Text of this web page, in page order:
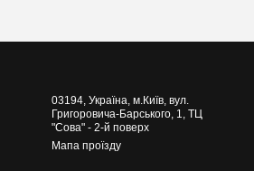
03194, Україна, м.Київ, вул.
Григоровича-Барського, 1, ТЦ
"Сова" - 2-й поверх
Мапа проїзду